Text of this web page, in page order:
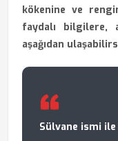
kökenine ve
faydalı
aşağıdan
Sülvane ismi